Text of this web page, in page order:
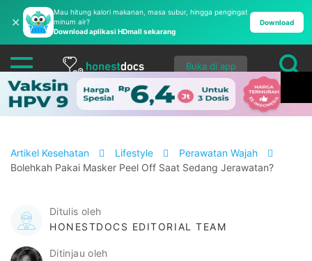
✕
Mau hitung kalori makanan, masa subur, hingga pengingat
minum air?
Download aplikasi HDmall sekarang
Download
Buka di app
Artikel Kesehatan Lifestyle
Perawatan Wajah
Bolehkah Pakai Masker Peel Off Saat Sedang Jerawatan?
Ditulis oleh
HONESTDOCS EDITORIAL TEAM
Ditinjau oleh